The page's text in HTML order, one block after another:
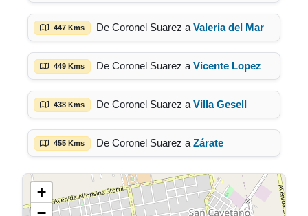
447 Kms De Coronel Suarez a Valeria del Mar
449 Kms De Coronel Suarez a Vicente Lopez
438 Kms De Coronel Suarez a Villa Gesell
455 Kms De Coronel Suarez a Zárate
+